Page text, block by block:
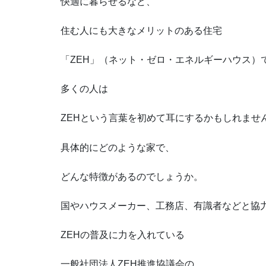
住む人にも大きなメリットのある住宅
「ZEH」（ネット・ゼロ・エネルギーハウス）
多くの人は
ZEHという言葉を初めて耳にするかもしれませ
具体的にどのような家で、
どんな特徴があるのでしょうか。
国やハウスメーカー、工務店、有識者などと協
ZEHの普及に力を入れている